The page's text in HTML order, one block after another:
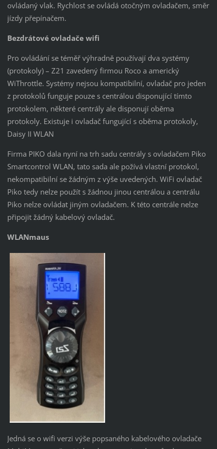
ovládaný vlak. Rychlost se ovládá otočným ovladačem, směr
jízdy přepínačem.
Bezdrátové ovladače wifi
Pro ovládání se téměř výhradně používají dva systémy
(protokoly) – Z21 zavedený firmou Roco a americký
WiThrottle. Systémy nejsou kompatibilní, ovladač pro jeden
z protokolů funguje pouze s centrálou disponující tímto
protokolem, některé centrály ale disponují oběma
protokoly. Existuje i ovladač fungující s oběma protokoly,
Daisy II WLAN
Firma PIKO dala nyní na trh sadu centrály s ovladačem Piko
Smartcontrol WLAN, tato sada ale požívá vlastní protokol,
nekompatibilní se žádným z výše uvedených. WiFi ovladač
Piko tedy nelze použít s žádnou jinou centrálou a centrálu
Piko nelze ovládat jiným ovladačem. K této centrále nelze
připojit žádný kabelový ovladač.
WLANmaus
Jedná se o wifi verzi výše popsaného kabelového ovladače